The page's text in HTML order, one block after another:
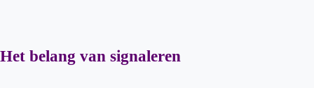
Het belang van signaleren